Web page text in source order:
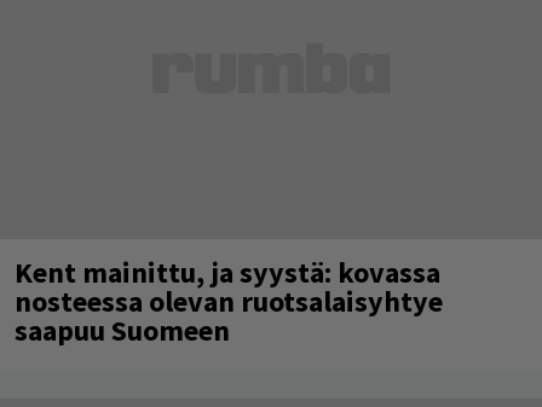
Kent mainittu, ja syystä: kovassa
nosteessa olevan ruotsalaisyhtye
saapuu Suomeen